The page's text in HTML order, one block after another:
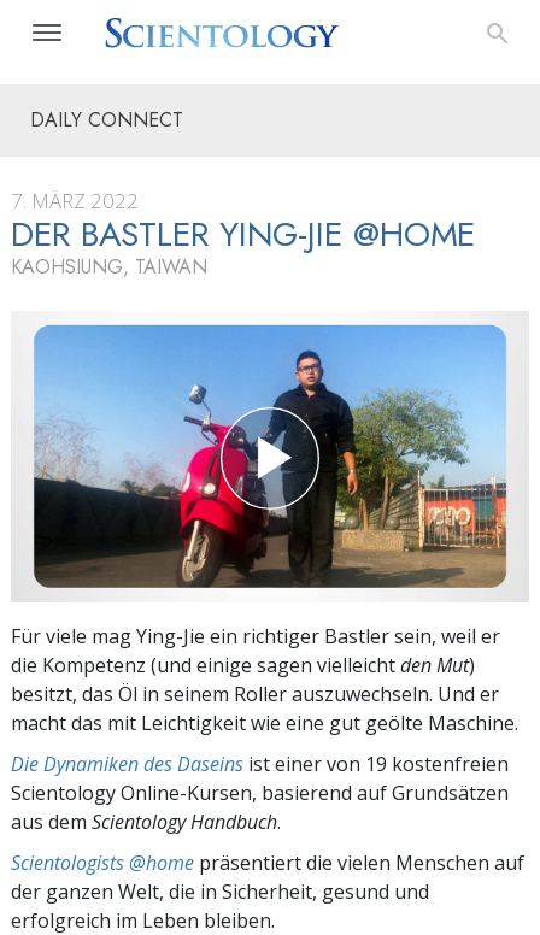
DAILY CONNECT
7. MÄRZ 2022
DER BASTLER YING-JIE @HOME
KAOHSIUNG, TAIWAN
Für viele mag Ying-Jie ein richtiger Bastler sein, weil er
die Kompetenz (und einige sagen vielleichtden Mut)
besitzt, das Öl in seinem Roller auszuwechseln. Und er
macht das mit Leichtigkeit wie eine gut geölte Maschine.
Die Dynamiken des Daseins ist einer von 19 kostenfreien
Scientology Online-Kursen, basierend auf Grundsätzen
aus dem Scientology Handbuch.
Scientologists @home präsentiert die vielen Menschen auf
der ganzen Welt, die in Sicherheit, gesund und
erfolgreich im Leben bleiben.